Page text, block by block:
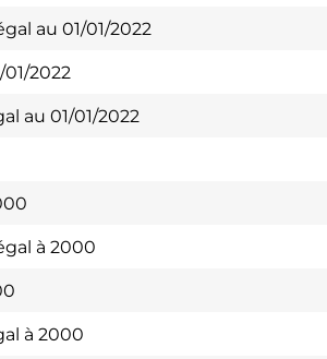
au 01/01/2022
2022
au 01/01/2022
à 2000
à 2000